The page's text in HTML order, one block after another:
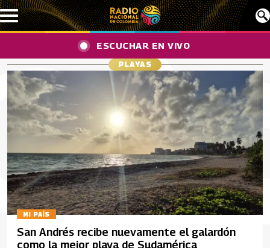
Pasar al contenido principal
ESCUCHAR EN VIVO
PLAYAS
MI PAÍS
San Andrés recibe nuevamente el galardón
como la mejor playa de Sudamérica